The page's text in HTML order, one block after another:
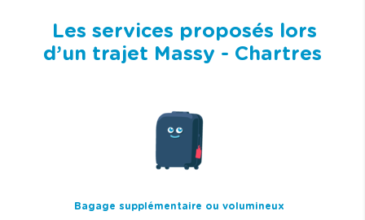
Les services proposés lors
d’un trajet Massy - Chartres
Bagage supplémentaire ou volumineux